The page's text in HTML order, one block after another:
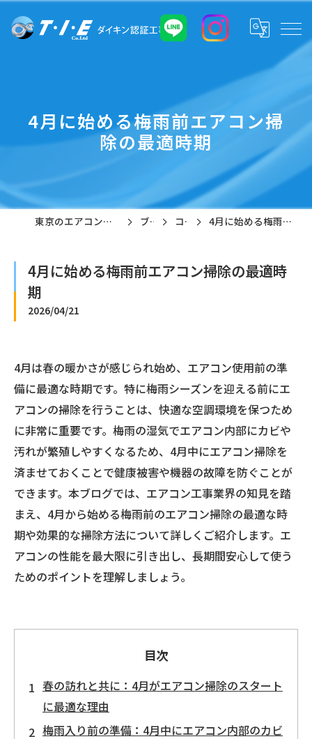
4月に始める梅雨前エアコン掃
除の最適時期
東京のエアコン工事なら株式会社T・I・E ブログ コラム 4月に始める梅雨前エアコン掃除の最適時期
4月に始める梅雨前エアコン掃除の最適時
期
2026/04/21
4月は春の暖かさが感じられ始め、エアコン使用前の準
備に最適な時期です。特に梅雨シーズンを迎える前にエ
アコンの掃除を行うことは、快適な空調環境を保つため
に非常に重要です。梅雨の湿気でエアコン内部にカビや
汚れが繁殖しやすくなるため、4月中にエアコン掃除を
済ませておくことで健康被害や機器の故障を防ぐことが
できます。本ブログでは、エアコン工事業界の知見を踏
まえ、4月から始める梅雨前のエアコン掃除の最適な時
期や効果的な掃除方法について詳しくご紹介します。エ
アコンの性能を最大限に引き出し、長期間安心して使う
ためのポイントを理解しましょう。
目次
春の訪れと共に：4月がエアコン掃除のスタート
に最適な理由
梅雨入り前の準備：4月中にエアコン内部のカビ